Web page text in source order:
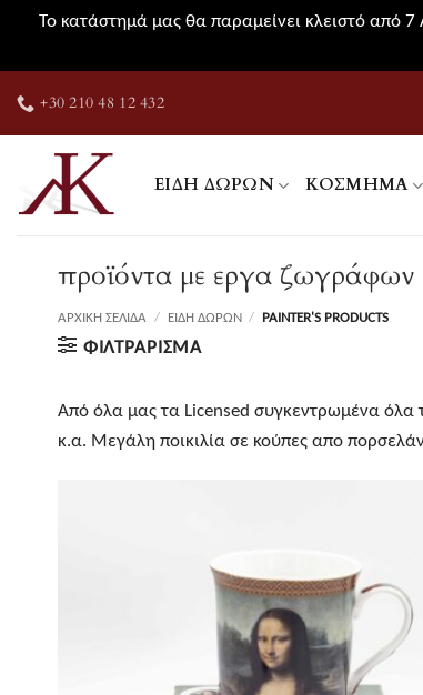
Το κατάστημά μας θα παραμείνει κλειστό από 7
στο
+30 210 48 12 432
ΕΊΔΗ ΔΏΡΩΝ ΚΌΣΜΗΜΑ
προϊόντα με εργα ζωγράφων
ΑΡΧΙΚΉ ΣΕΛΊΔΑ / ΕΊΔΗ ΔΏΡΩΝ / PAINTER'S PRODUCTS
ΦΙΛΤΡΆΡΙΣΜΑ
Από όλα μας τα Licensed συγκεντρωμένα
κ.α. Μεγάλη ποικιλία σε κούπες απο